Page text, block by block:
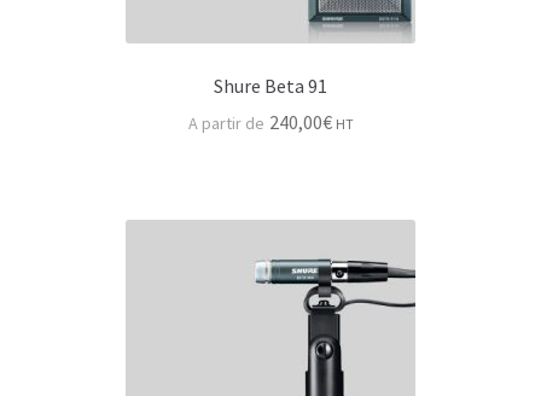
Accroche & levage
Pieds & tour levage
Cablerie, transfo & armoire alimentation
Shure Beta 91
240,00€ HT